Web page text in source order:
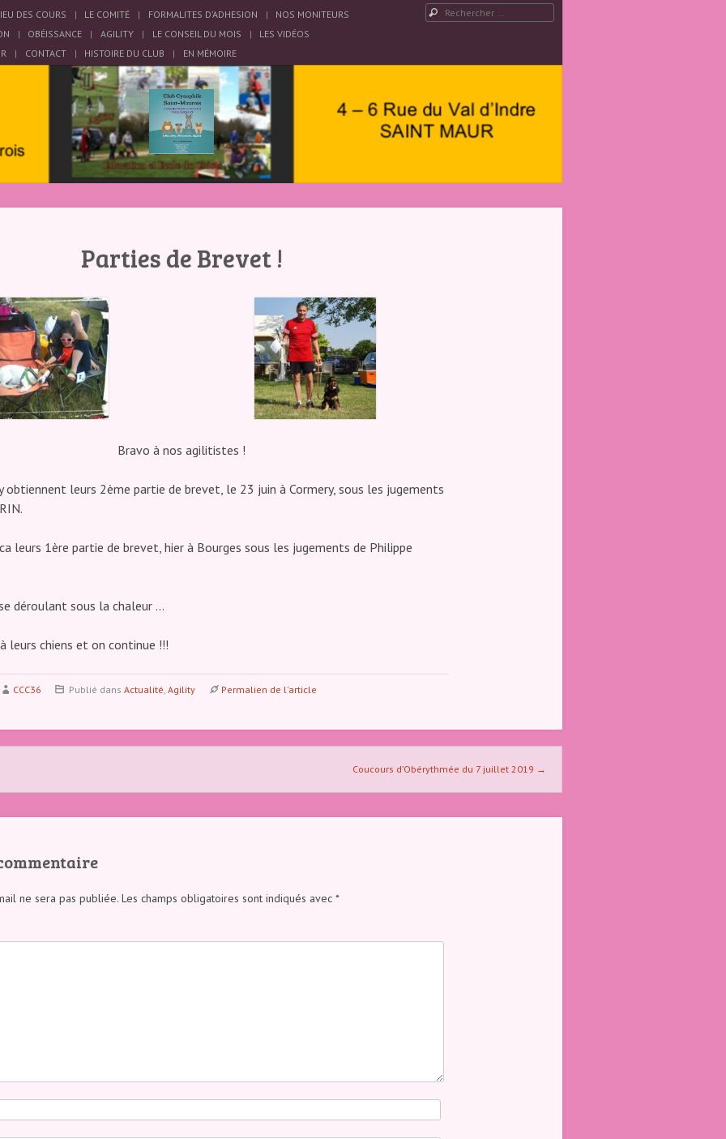
DES COURS LE COMITÉ FORMALITES D’ADHESION
NOS MONITEURS
OBÉISSANCE AGILITY LE CONSEIL DU MOIS
LES VIDÉOS
CONTACT HISTOIRE DU CLUB EN MÉMOIRE
Rechercher
Parties de Brevet !
Bravo à nos agilitistes !
obtiennent leurs 2ème partie de brevet, le 23 juin à Cormery, sous les jugements
leurs 1ère partie de brevet, hier à Bourges sous les jugements de Philippe
déroulant sous la chaleur …
leurs chiens et on continue !!!
CCC36 Publié dansActualité,Agility Permalien de l'article
Coucours d’Obérythmée du 7 juillet 2019 →
ne sera pas publiée. Les champs obligatoires sont indiqués avec *